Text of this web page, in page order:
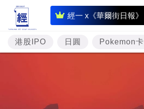
經一 x《華爾街日報》
即
時
財
經
港股IPO 日圓 Pokemon卡